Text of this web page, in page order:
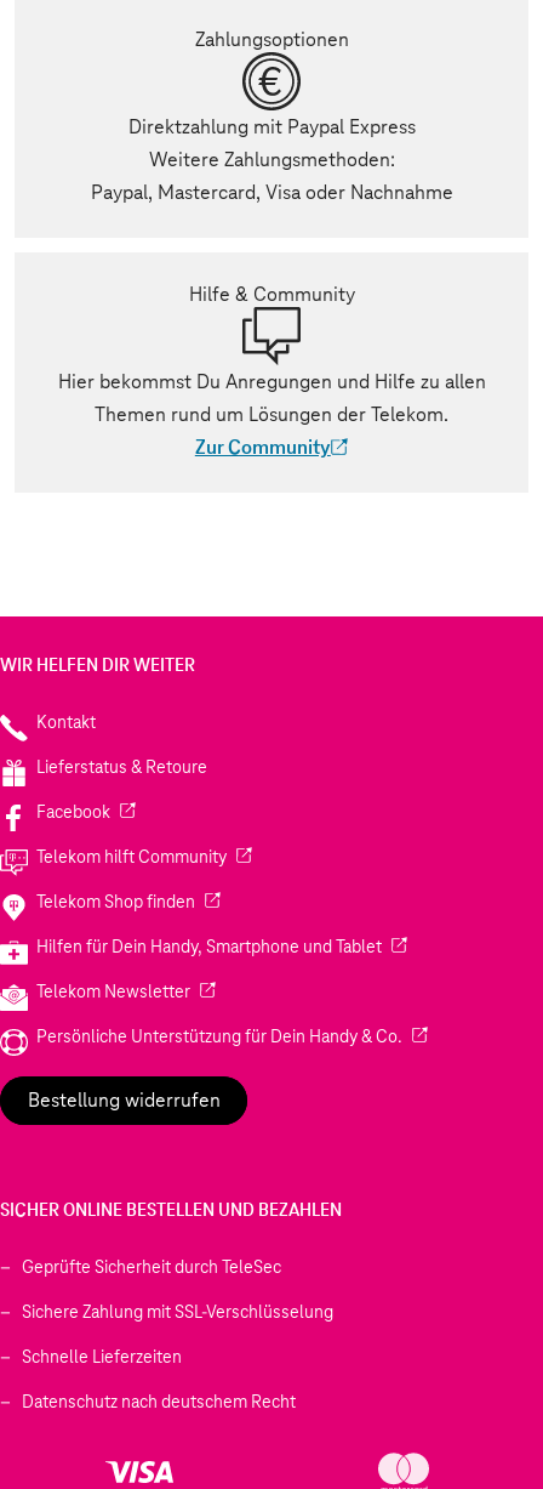
Zahlungsoptionen
Direktzahlung mit Paypal Express
Weitere Zahlungsmethoden:
Paypal, Mastercard, Visa oder Nachnahme
Hilfe & Community
Hier bekommst Du Anregungen und Hilfe zu allen
Themen rund um Lösungen der Telekom.
Zur Community
(Der Link wird in einem neuen Tab
WIR HELFEN DIR WEITER
Kontakt
Lieferstatus & Retoure
Facebook(Wird in einem neuen Tab geöffnet)
Telekom hilft Community(Wird in einem neuen Tab geöffnet)
Telekom Shop finden (Wird in einem neuen Tab geöffnet)
Hilfen für Dein Handy, Smartphone und Tablet(Wird in einem
Telekom Newsletter(Wird in einem neuen Tab geöffnet)
Persönliche Unterstützung für Dein Handy & Co. (Wird in einem
Bestellung widerrufen
SICHER ONLINE BESTELLEN UND BEZAHLEN
Geprüfte Sicherheit durch TeleSec
Sichere Zahlung mit SSL-Verschlüsselung
Schnelle Lieferzeiten
Datenschutz nach deutschem Recht